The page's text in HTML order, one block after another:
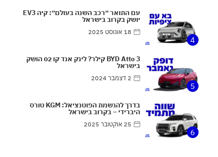
4
עם התואר ״רכב השנה בעולם״: קיה EV3
יושק בקרוב בישראל
18 אוגוסט 2025
5
BYD Atto 3 קילר? לינק אנד קו 02 הושק
בישראל
2 דצמבר 2024
6
בדרך להגשמת הפוטנציאל: KGM טורס
היברידי – בקרוב בישראל
25 אוקטובר 2025